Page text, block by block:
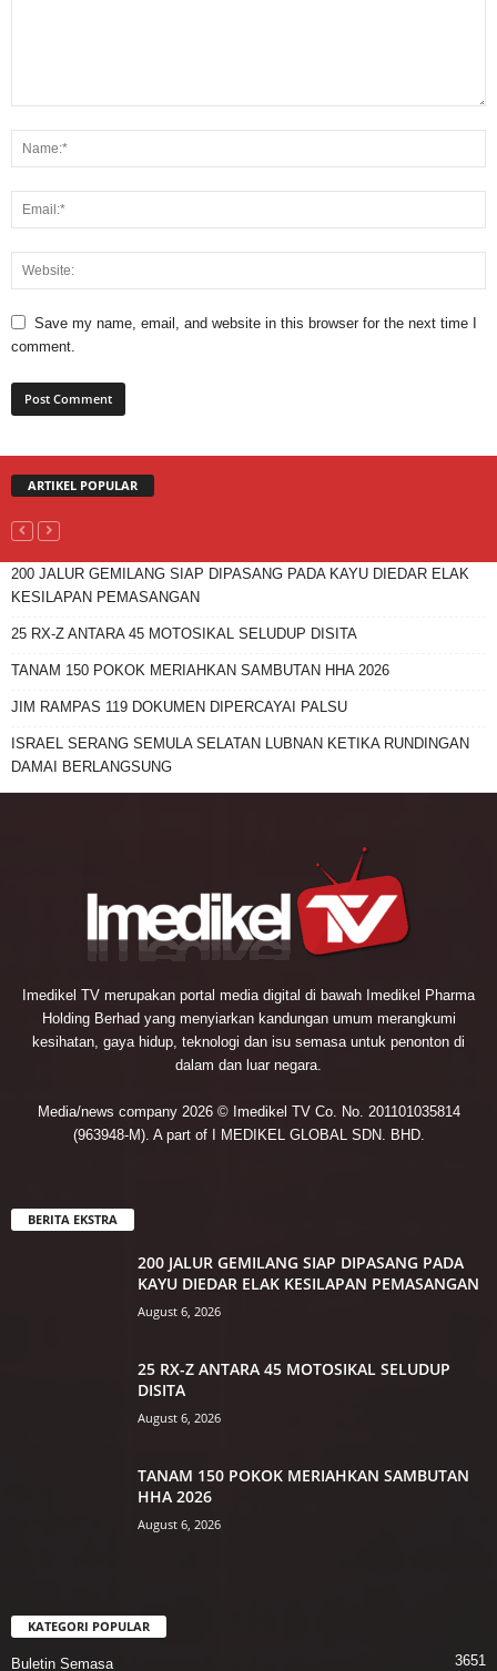
Save my name, email, and website in this browser for the next time I
comment.
ARTIKEL POPULAR
200 JALUR GEMILANG SIAP DIPASANG PADA KAYU DIEDAR ELAK
KESILAPAN PEMASANGAN
25 RX-Z ANTARA 45 MOTOSIKAL SELUDUP DISITA
TANAM 150 POKOK MERIAHKAN SAMBUTAN HHA 2026
JIM RAMPAS 119 DOKUMEN DIPERCAYAI PALSU
ISRAEL SERANG SEMULA SELATAN LUBNAN KETIKA RUNDINGAN
DAMAI BERLANGSUNG
Imedikel TV merupakan portal media digital di bawah Imedikel Pharma
Holding Berhad yang menyiarkan kandungan umum merangkumi
kesihatan, gaya hidup, teknologi dan isu semasa untuk penonton di
dalam dan luar negara.
Media/news company 2026 © Imedikel TV Co. No. 201101035814
(963948-M). A part of I MEDIKEL GLOBAL SDN. BHD.
BERITA EKSTRA
200 JALUR GEMILANG SIAP DIPASANG PADA
KAYU DIEDAR ELAK KESILAPAN PEMASANGAN
August 6, 2026
25 RX-Z ANTARA 45 MOTOSIKAL SELUDUP
DISITA
August 6, 2026
TANAM 150 POKOK MERIAHKAN SAMBUTAN
HHA 2026
August 6, 2026
KATEGORI POPULAR
Buletin Semasa 3651